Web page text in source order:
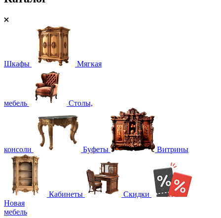
Шкафы Мягкая
мебель Столы,
консоли Буфеты Витрины
Кабинеты
Скидки
Новая
мебель